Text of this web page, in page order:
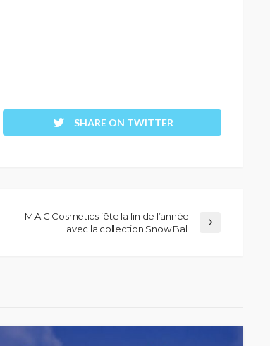
SHARE ON TWITTER
M.A.C Cosmetics fête la fin de l’année
avec la collection Snow Ball